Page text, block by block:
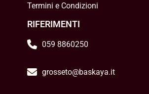
Termini e Condizioni
RIFERIMENTI
059 8860250
grosseto@baskaya.it